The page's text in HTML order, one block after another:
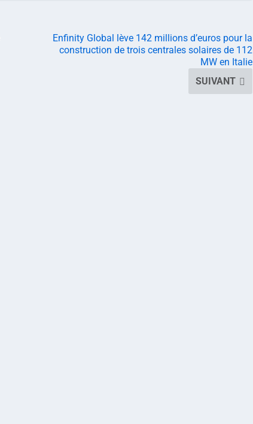
Enfinity Global lève 142 millions d’euros pour la
construction de trois centrales solaires de 112
MW en Italie
SUIVANT